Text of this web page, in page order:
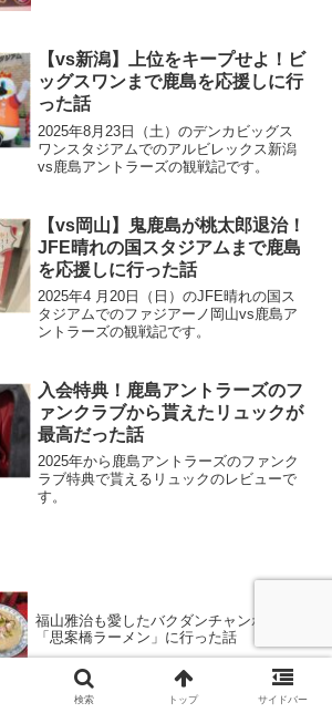
【vs新潟】上位をキープせよ！ビ
ッグスワンまで鹿島を応援しに行
った話
2025年8月23日（土）のデンカビッグス
ワンスタジアムでのアルビレックス新潟
vs鹿島アントラーズの観戦記です。
【vs岡山】鬼鹿島が桃太郎退治！
JFE晴れの国スタジアムまで鹿島
を応援しに行った話
2025年4 月20日（日）のJFE晴れの国ス
タジアムでのファジアーノ岡山vs鹿島ア
ントラーズの観戦記です。
入会特典！鹿島アントラーズのフ
ァンクラブから貰えたリュックが
最高だった話
2025年から鹿島アントラーズのファンク
ラブ特典で貰えるリュックのレビューで
す。
福山雅治も愛したバクダンチャンポン！
「思案橋ラーメン」に行った話
検索 トップ サイドバー